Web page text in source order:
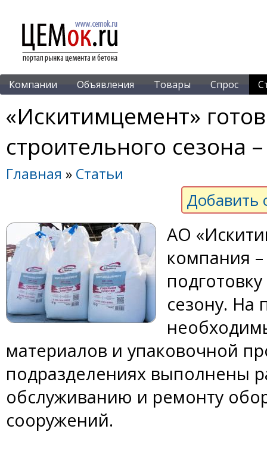
Компании Объявления Товары Спрос
«Искитимцемент»
строительного сезона
Главная » Статьи
Добавить
АО
компания
сезону. На
материалов и упаковочной
подразделениях выполнены
обслуживанию и ремонту
сооружений.